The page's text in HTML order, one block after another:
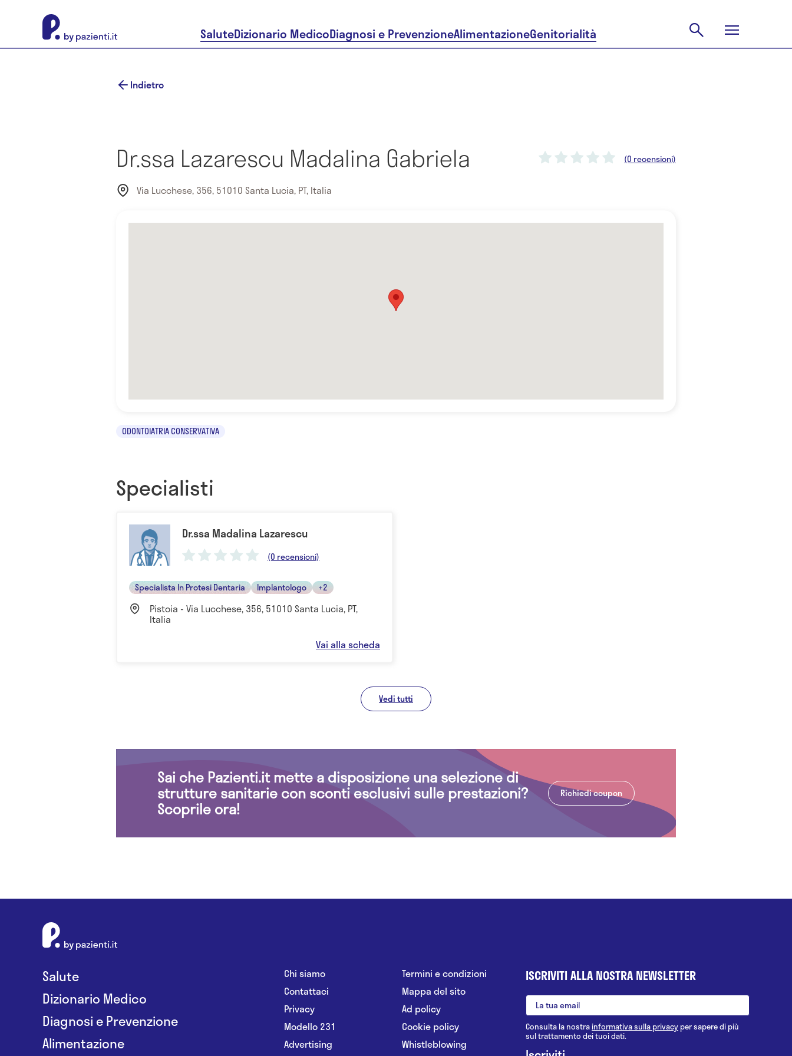
SaluteDizionario MedicoDiagnosi e PrevenzioneAlimentazioneGenitorialità
Indietro
Dr.ssa Lazarescu Madalina Gabriela (0 recensioni)
Via Lucchese, 356, 51010 Santa Lucia, PT, Italia
ODONTOIATRIA CONSERVATIVA
Specialisti
Dr.ssa Madalina Lazarescu
(0 recensioni)
Specialista In Protesi Dentaria Implantologo +2
Pistoia - Via Lucchese, 356, 51010 Santa Lucia, PT,
Italia
Vai alla scheda
Vedi tutti
Sai che Pazienti.it mette a disposizione una selezione di
strutture sanitarie con sconti esclusivi sulle prestazioni?
Scoprile ora!
Richiedi coupon
Salute
Dizionario Medico
Diagnosi e Prevenzione
Alimentazione
Chi siamo
Contattaci
Privacy
Modello 231
Advertising
Termini e condizioni
Mappa del sito
Ad policy
Cookie policy
Whistleblowing
ISCRIVITI ALLA NOSTRA NEWSLETTER
Consulta la nostrainformativa sulla privacy per sapere di più
sul trattamento dei tuoi dati.